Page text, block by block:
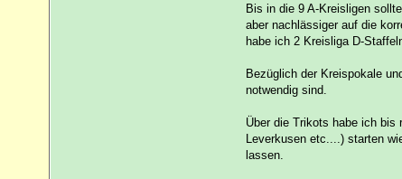
Bis in die 9 A-Kreisligen
aber nachlässiger auf die
habe ich 2 Kreisliga D-
Bezüglich der Kreispokale
notwendig sind.
Über die Trikots habe ich
Leverkusen etc....) starten
lassen.